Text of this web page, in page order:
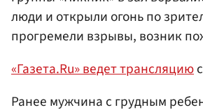
люди и открыли огонь по
прогремели взрывы, возник
«Газета.Ru» ведет трансляцию
Ранее мужчина с грудным